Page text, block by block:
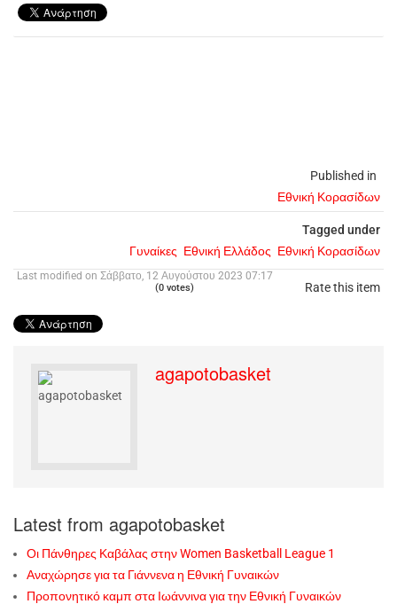
Published in
Εθνική Κορασίδων
Tagged under
Γυναίκες Εθνική Ελλάδος Εθνική Κορασίδων
Rate this item
(0 votes)
Last modified on Σάββατο, 12 Αυγούστου 2023 07:17
agapotobasket
Latest from agapotobasket
Οι Πάνθηρες Καβάλας στην Women Basketball League 1
Αναχώρησε για τα Γιάννενα η Εθνική Γυναικών
Προπονητικό καμπ στα Ιωάννινα για την Εθνική Γυναικών